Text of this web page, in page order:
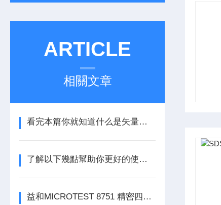
ARTICLE
相關文章
看完本篇你就知道什么是矢量網絡分析儀器了
了解以下幾點幫助你更好的使用任意波函數發生器
益和MICROTEST 8751 精密四線式線材測試儀